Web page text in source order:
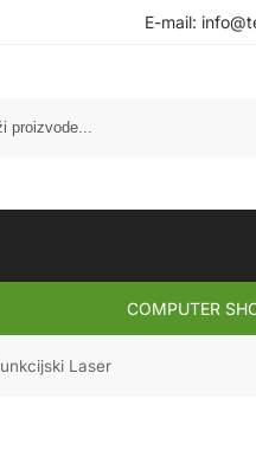
E-mail:
COMPUTER
Laser